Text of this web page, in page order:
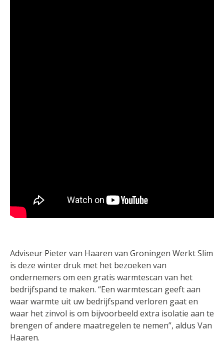
Adviseur Pieter van Haaren van Groningen Werkt Slim
is deze winter druk met het bezoeken van
ondernemers om een gratis warmtescan van het
bedrijfspand te maken. “Een warmtescan geeft aan
waar warmte uit uw bedrijfspand verloren gaat en
waar het zinvol is om bijvoorbeeld extra isolatie aan te
brengen of andere maatregelen te nemen”, aldus Van
Haaren.